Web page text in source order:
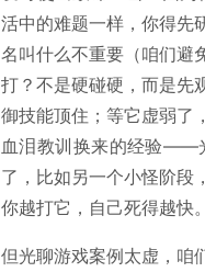
活中的难题一样，你得先
名叫什么不重要（咱们避
打？不是硬碰硬，而是先
御技能顶住；等它虚弱了
血泪教训换来的经验——
了，比如另一个小怪阶段
你越打它，自己死得越快
但光聊游戏案例太虚，咱